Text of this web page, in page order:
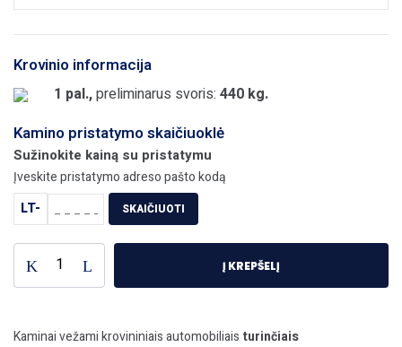
Krovinio informacija
1 pal.,preliminarus svoris: 440 kg.
Kamino pristatymo skaičiuoklė
Sužinokite kainą su pristatymu
Įveskite pristatymo adreso pašto kodą
LT-
SKAIČIUOTI
Į KREPŠELĮ
Kaminai vežami krovininiais automobiliais turinčiais